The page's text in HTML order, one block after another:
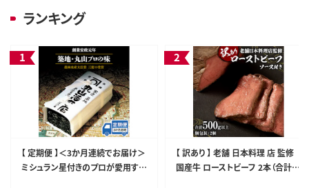
ランキング
【 定期便 】＜3か月連続でお届け＞
ミシュラン星付きのプロが愛用する
【 訳あり 】 老舗 日本料理 店 監修
国産牛 ローストビーフ 2本（合計5